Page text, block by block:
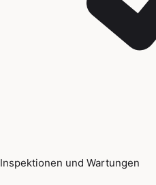
Inspektionen und Wartungen